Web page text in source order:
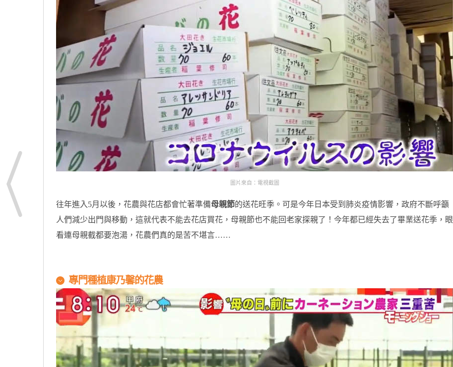
圖片來自：電視截圖
往年進入5月以後，花農與花店都會忙著準備母親節的送花旺季。可是今年日本受到肺炎疫情影響，政府不斷呼籲
人們減少出門與移動，這就代表不能去花店買花，母親節也不能回老家探親了！今年都已經失去了畢業送花季，眼
看連母親截都要泡湯，花農們真的是苦不堪言……
專門種植康乃馨的花農